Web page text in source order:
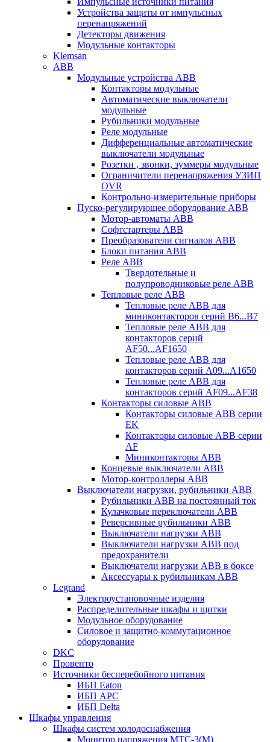
Устройства защиты от импульсных
перенапряжений
Детекторы движения
Модульные контакторы
Klemsan
ABB
Модульные устройства ABB
Контакторы модульные
Автоматические выключатели
модульные
Рубильники модульные
Реле модульные
Дифференциальные автоматические
выключатели модульные
Розетки , звонки, зуммеры модульные
Ограничители перенапряжения УЗИП
OVR
Контрольно-измерительные приборы
Пуско-регулирующее оборудование ABB
Мотор-автоматы ABB
Софтстартеры ABB
Преобразователи сигналов ABB
Блоки питания ABB
Реле ABB
Твердотельные и
полупроводниковые реле ABB
Тепловые реле ABB
Тепловые реле ABB для
миниконтакторов серий B6...B7
Тепловые реле ABB для
контакторов серий
AF50...AF1650
Тепловые реле ABB для
контакторов серий A09...A1650
Тепловые реле ABB для
контакторов серий AF09...AF38
Контакторы силовые ABB
Контакторы силовые ABB серии
EK
Контакторы силовые ABB серии
AF
Миниконтакторы ABB
Концевые выключатели ABB
Мотор-контроллеры ABB
Выключатели нагрузки, рубильники ABB
Рубильники ABB на постоянный ток
Кулачковые переключатели ABB
Реверсивные рубильники ABB
Выключатели нагрузки ABB
Выключатели нагрузки ABB под
предохранители
Выключатели нагрузки ABB в боксе
Аксессуары к рубильникам ABB
Legrand
Электроустановочные изделия
Распределительные шкафы и щитки
Модульное оборудование
Силовое и защитно-коммутационное
оборудование
DKC
Провенто
Источники бесперебойного питания
ИБП Eaton
ИБП APC
ИБП Delta
Шкафы управления
Шкафы систем холодоснабжения
Монитор напряжения МТС-3(М)